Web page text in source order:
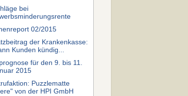
bei
02/2015
der Krankenkasse:
Kunden kündig...
für den 9. bis 11.
2015
Puzzlematte
von der HPI GmbH